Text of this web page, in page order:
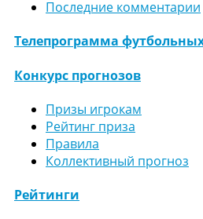
Последние комментарии
Телепрограмма
Конкурс прогнозов
Призы игрокам
Рейтинг приза
Правила
Коллективный прогноз
Рейтинги